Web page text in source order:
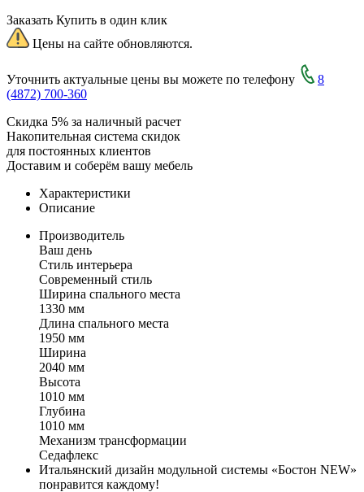
Заказать Купить в один клик
Цены на сайте обновляются.
Уточнить актуальные цены вы можете по телефону
8
(4872) 700-360
Скидка 5% за наличный расчет
Накопительная система скидок
для постоянных клиентов
Доставим и соберём вашу мебель
Характеристики
Описание
Производитель
Ваш день
Стиль интерьера
Современный стиль
Ширина спального места
1330 мм
Длина спального места
1950 мм
Ширина
2040 мм
Высота
1010 мм
Глубина
1010 мм
Механизм трансформации
Седафлекс
Итальянский дизайн модульной системы «Бостон NEW»
понравится каждому!